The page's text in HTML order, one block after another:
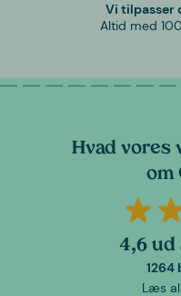
Vi tilpasser
Altid med
Hvad vores
om
4,6 ud
1264
Læs